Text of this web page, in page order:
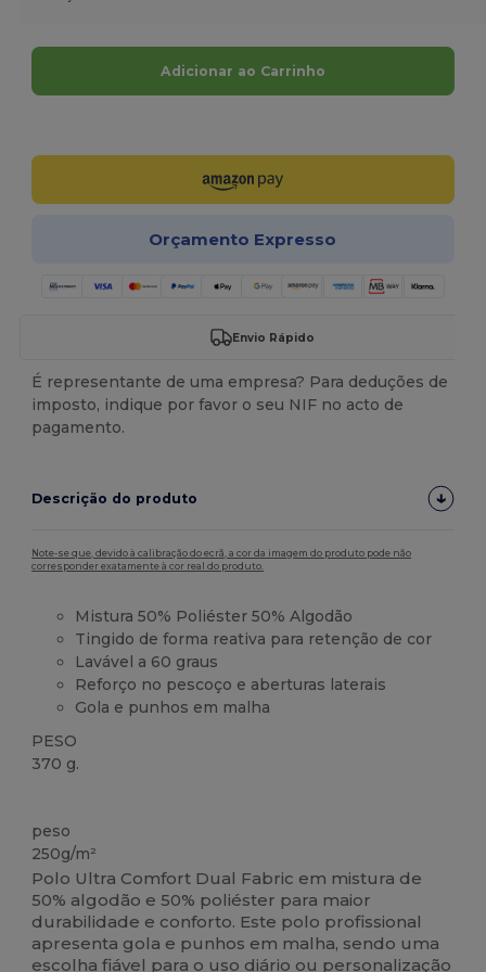
Adicionar ao Carrinho
Orçamento Expresso
Envio Rápido
É representante de uma empresa? Para deduções de
imposto, indique por favor o seu NIF no acto de
pagamento.
Descrição do produto
Note-se que, devido à calibração do ecrã, a cor da imagem do produto pode não
corresponder exatamente à cor real do produto.
Mistura 50% Poliéster 50% Algodão
Tingido de forma reativa para retenção de cor
Lavável a 60 graus
Reforço no pescoço e aberturas laterais
Gola e punhos em malha
PESO
370 g.
peso
250g/m²
Polo Ultra Comfort Dual Fabric em mistura de
50% algodão e 50% poliéster para maior
durabilidade e conforto. Este polo profissional
apresenta gola e punhos em malha, sendo uma
escolha fiável para o uso diário ou personalização